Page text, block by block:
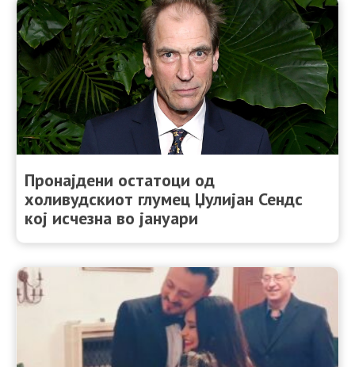
Пронајдени остатоци од
холивудскиот глумец Џулијан Сендс
кој исчезна во јануари